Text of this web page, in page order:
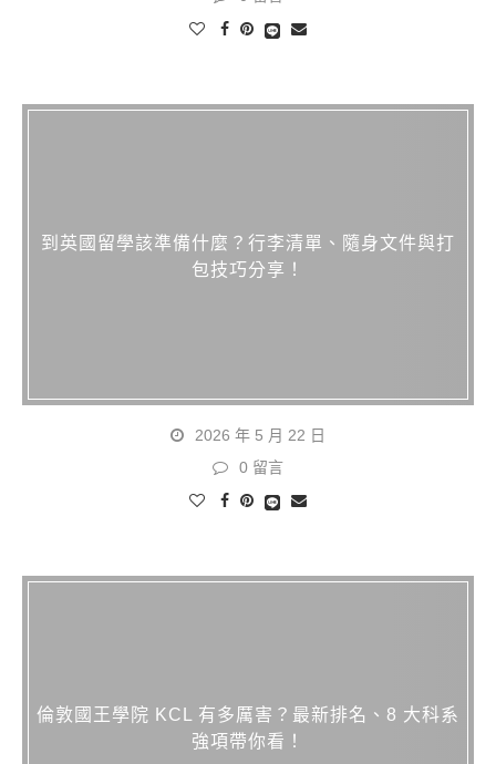
到英國留學該準備什麼？行李清單、隨身文件與打
包技巧分享！
2026 年 5 月 22 日
0 留言
倫敦國王學院 KCL 有多厲害？最新排名、8 大科系
強項帶你看！